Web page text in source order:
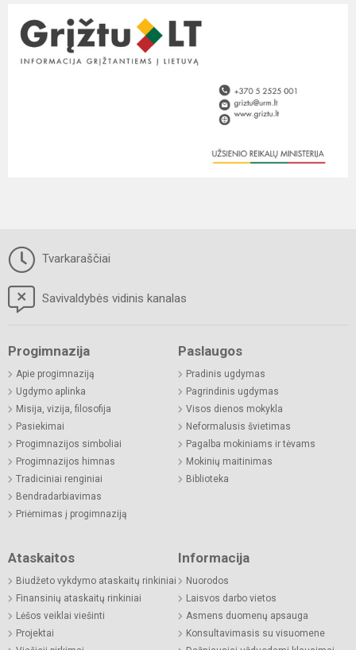
Tvarkaraščiai
Savivaldybės vidinis kanalas
Progimnazija
Apie progimnaziją
Ugdymo aplinka
Misija, vizija, filosofija
Pasiekimai
Progimnazijos simboliai
Progimnazijos himnas
Tradiciniai renginiai
Bendradarbiavimas
Priėmimas į progimnaziją
Paslaugos
Pradinis ugdymas
Pagrindinis ugdymas
Visos dienos mokykla
Neformalusis švietimas
Pagalba mokiniams ir tėvams
Mokinių maitinimas
Biblioteka
Ataskaitos
Biudžeto vykdymo ataskaitų rinkiniai
Finansinių ataskaitų rinkiniai
Lėšos veiklai viešinti
Projektai
Informacija
Nuorodos
Laisvos darbo vietos
Asmens duomenų apsauga
Konsultavimasis su visuomene